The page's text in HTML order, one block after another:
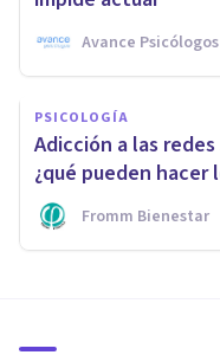
Avance Psicólogos
PSICOLOGÍA
Adicción a las
¿qué pueden hacer
Fromm Bienestar